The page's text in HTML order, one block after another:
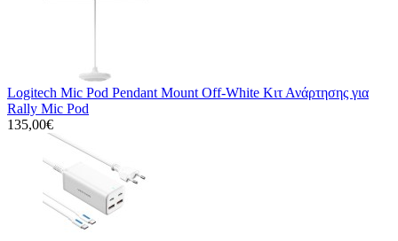
Logitech Mic Pod Pendant Mount Off-White Κιτ Ανάρτησης για
Rally Mic Pod
135,00€